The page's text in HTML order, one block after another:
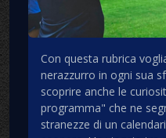
Con questa rubrica
nerazzurro in ogni sua
scoprire anche le
programma" che ne
stranezze di un